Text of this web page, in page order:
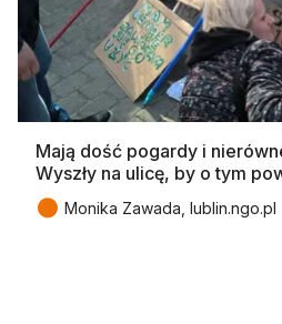
Mają dość pogardy i
Wyszły na ulicę, by o tym
● Monika Zawada, lublin.ngo.pl